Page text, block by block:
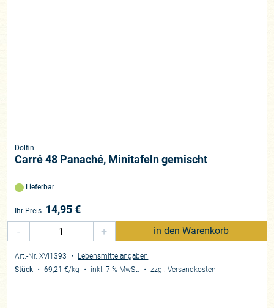
Dolfin
Carré 48 Panaché, Minitafeln gemischt
Lieferbar
Ihr Preis 14,95€
-
+ in den Warenkorb
Art.-Nr. XVI1393 ・ Lebensmittelangaben
Stück ・69,21 €/kg ・ inkl. 7 % MwSt. ・zzgl.Versandkosten